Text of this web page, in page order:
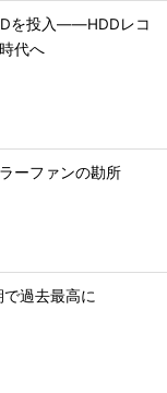
を投入――HDDレコ
代へ
ーファンの勘所
過去最高に